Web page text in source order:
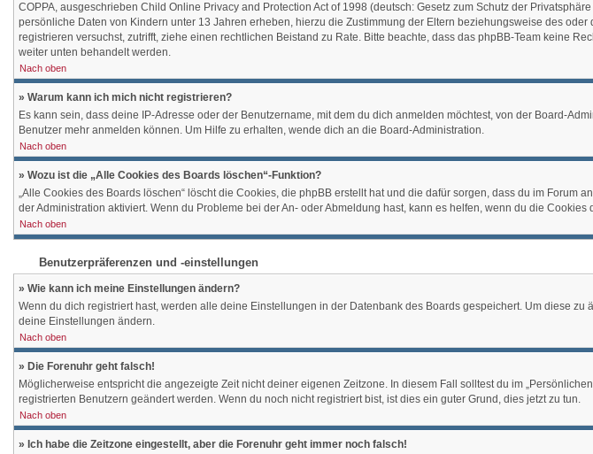
COPPA, ausgeschrieben Child Online Privacy and Protection Act of 1998 (deutsch: Gesetz zum Schutz der
persönliche Daten von Kindern unter 13 Jahren erheben, hierzu die Zustimmung der Eltern beziehungsweise des
registrieren versuchst, zutrifft, ziehe einen rechtlichen Beistand zu Rate. Bitte beachte, dass das phpBB-Team keine
weiter unten behandelt werden.
Nach oben
» Warum kann ich mich nicht registrieren?
Es kann sein, dass deine IP-Adresse oder der Benutzername, mit dem du dich anmelden möchtest, von der Board-
Benutzer mehr anmelden können. Um Hilfe zu erhalten, wende dich an die Board-Administration.
Nach oben
» Wozu ist die „Alle Cookies des Boards löschen“-Funktion?
„Alle Cookies des Boards löschen“ löscht die Cookies, die phpBB erstellt hat und die dafür sorgen, dass du im
der Administration aktiviert. Wenn du Probleme bei der An- oder Abmeldung hast, kann es helfen, wenn du die Cookies
Nach oben
Benutzerpräferenzen und -einstellungen
» Wie kann ich meine Einstellungen ändern?
Wenn du dich registriert hast, werden alle deine Einstellungen in der Datenbank des Boards gespeichert. Um diese
deine Einstellungen ändern.
Nach oben
» Die Forenuhr geht falsch!
Möglicherweise entspricht die angezeigte Zeit nicht deiner eigenen Zeitzone. In diesem Fall solltest du im
registrierten Benutzern geändert werden. Wenn du noch nicht registriert bist, ist dies ein guter Grund, dies jetzt zu tun.
Nach oben
» Ich habe die Zeitzone eingestellt, aber die Forenuhr geht immer noch falsch!